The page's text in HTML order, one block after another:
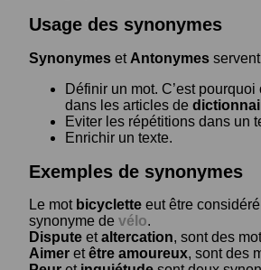
Usage des synonymes
Synonymes et Antonymes
Définir un mot. C’est
dans les articles de
Eviter les répétitions dans un
Enrichir un texte.
Exemples de synonymes
Le mot bicyclette eut être
synonyme de vélo.
Dispute etaltercation, sont des
Aimer etêtre amoureux, sont des